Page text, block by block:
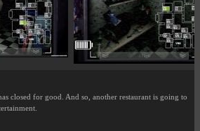
closed for good. And so, another restaurant is going to